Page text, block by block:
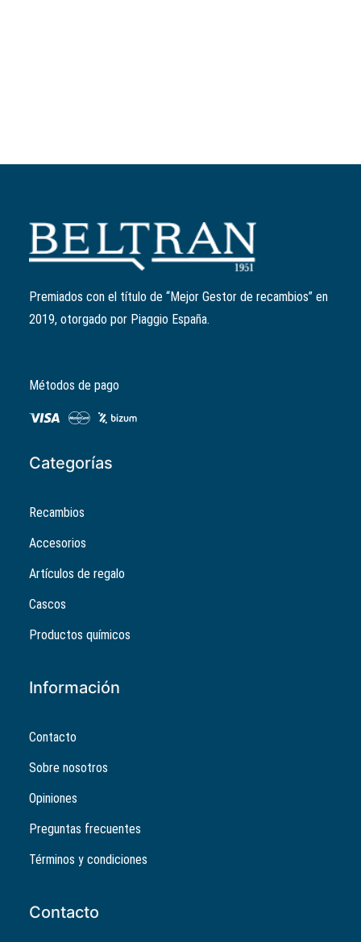
Rodillo variador
849914
4,31
original
era:
El
actual
Premiados con el título de “Mejor Gestor de recambios” en
2019, otorgado por Piaggio España.
Métodos de pago
Categorías
Recambios
Accesorios
Artículos de regalo
Cascos
Productos químicos
Información
Contacto
Sobre nosotros
Opiniones
Preguntas frecuentes
Términos y condiciones
Contacto